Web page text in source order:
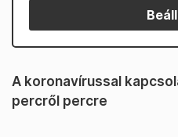
A koronavírussal
percről percre